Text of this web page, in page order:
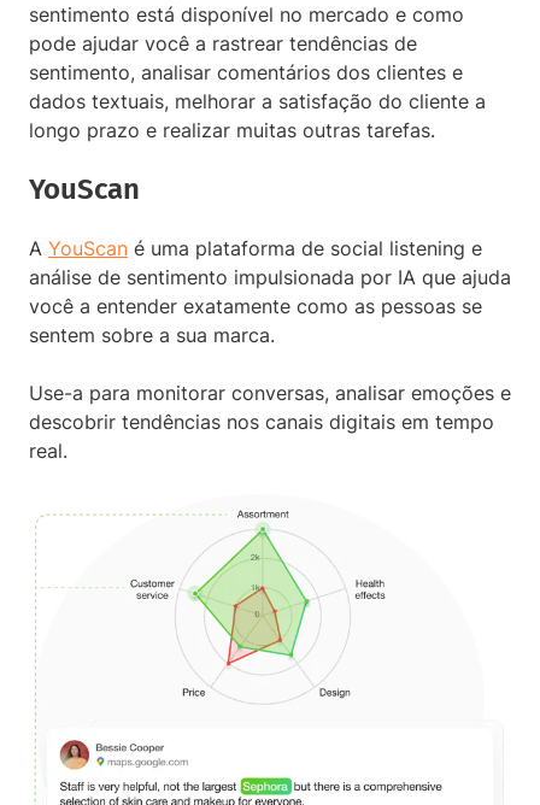
sentimento está disponível no mercado e como
pode ajudar você a rastrear tendências de
sentimento, analisar comentários dos clientes e
dados textuais, melhorar a satisfação do cliente a
longo prazo e realizar muitas outras tarefas.
YouScan
A YouScan é uma plataforma de social listening e
análise de sentimento impulsionada por IA que ajuda
você a entender exatamente como as pessoas se
sentem sobre a sua marca.
Use-a para monitorar conversas, analisar emoções e
descobrir tendências nos canais digitais em tempo
real.